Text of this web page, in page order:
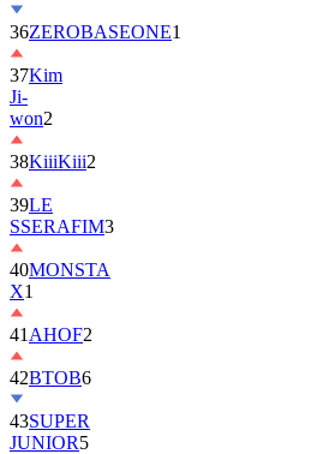
37Kim
Ji-
won2
38KiiiKiii
39LE
SSERAFIM
40MONSTA
X
41AHOF
42 BTOB6
43SUPER
JUNIOR
44TWICE